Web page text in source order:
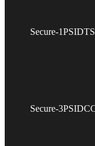
Secure-1PSIDTS
Secure-